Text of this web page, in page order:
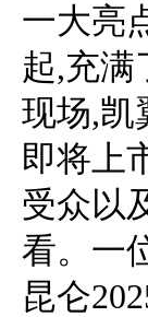
一大亮
起,充满
现场,凯
即将上
受众以
看。一
昆仑